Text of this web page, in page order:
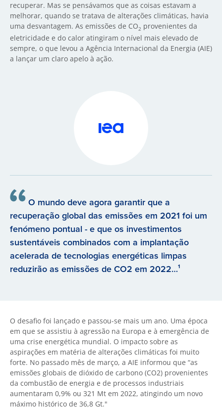
recuperar. Mas se pensávamos que as coisas estavam a
melhorar, quando se tratava de alterações climáticas, havia
uma desvantagem. As emissões de CO2 provenientes da
eletricidade e do calor atingiram o nível mais elevado de
sempre, o que levou a Agência Internacional da Energia (AIE)
a lançar um claro apelo à ação.
O mundo deve agora garantir que a
recuperação global das emissões em 2021 foi um
fenómeno pontual - e que os investimentos
sustentáveis combinados com a implantação
acelerada de tecnologias energéticas limpas
reduzirão as emissões de CO2 em 2022…¹
O desafio foi lançado e passou-se mais um ano. Uma época
em que se assistiu à agressão na Europa e à emergência de
uma crise energética mundial. O impacto sobre as
aspirações em matéria de alterações climáticas foi muito
forte. No passado mês de março, a AIE informou que “as
emissões globais de dióxido de carbono (CO2) provenientes
da combustão de energia e de processos industriais
aumentaram 0,9% ou 321 Mt em 2022, atingindo um novo
máximo histórico de 36,8 Gt."